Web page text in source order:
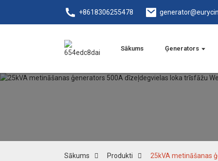
+8618306255478
Sākums Ģenerators
Sākums Produkti 25kVA metināšanas